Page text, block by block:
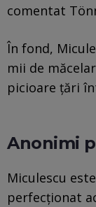
comentat
În fond,
mii de
picioare țări
Anonimi
Miculescu
perfecționat